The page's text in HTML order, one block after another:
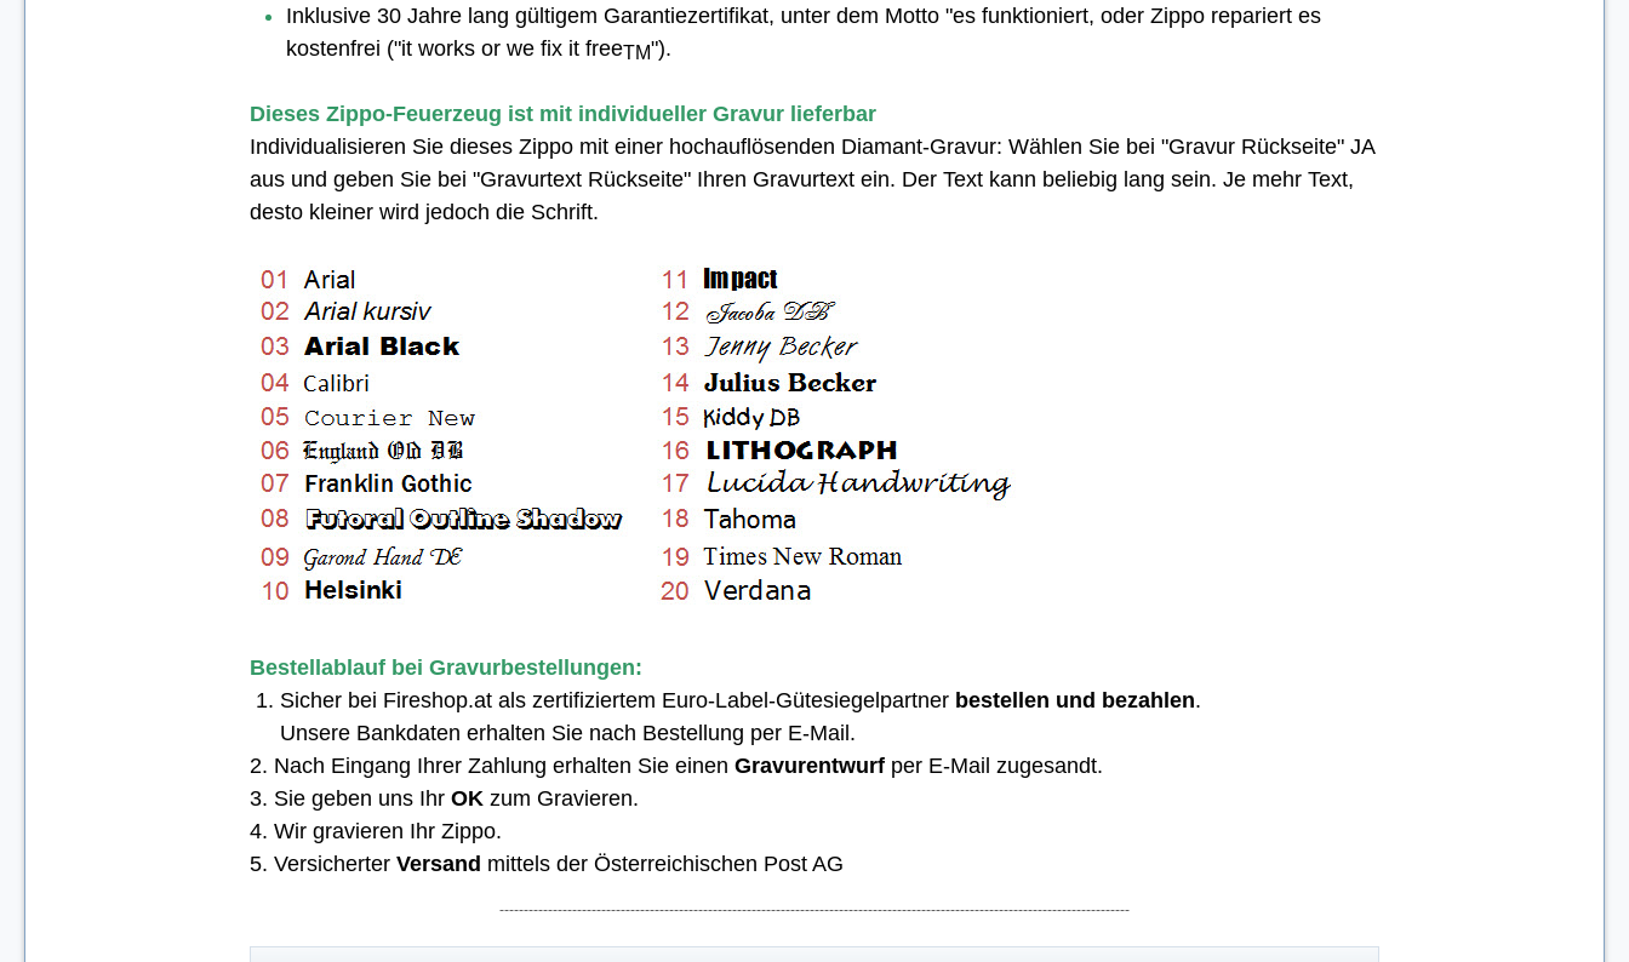
Inklusive 30 Jahre lang gültigem Garantiezertifikat, unter dem Motto "es funktioniert, oder Zippo repariert es
kostenfrei ("it works or we fix it freeTM").
Dieses Zippo-Feuerzeug ist mit individueller Gravur lieferbar
Individualisieren Sie dieses Zippo mit einer hochauflösenden Diamant-Gravur: Wählen Sie bei "Gravur Rückseite" JA
aus und geben Sie bei "Gravurtext Rückseite" Ihren Gravurtext ein. Der Text kann beliebig lang sein. Je mehr Text,
desto kleiner wird jedoch die Schrift.
Bestellablauf bei Gravurbestellungen:
1. Sicher bei Fireshop.at als zertifiziertem Euro-Label-Gütesiegelpartner bestellen und bezahlen.
Unsere Bankdaten erhalten Sie nach Bestellung per E-Mail .
2. Nach Eingang Ihrer Zahlung erhalten Sie einen Gravurentwurf per E-Mail zugesandt.
3. Sie geben uns Ihr OK zum Gravieren.
4. Wir gravieren Ihr Zippo.
5. Versicherter Versand mittels der Österreichischen Post AG
----------------------------------------------------------------------------------------------------------------------------------